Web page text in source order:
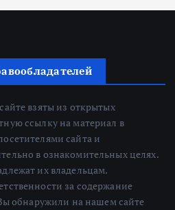
взяты из открытых
ссылку на материал в
сайта и
в ознакомительных целях.
их владельцам.
за содержание
обнаружили на нашем сайте